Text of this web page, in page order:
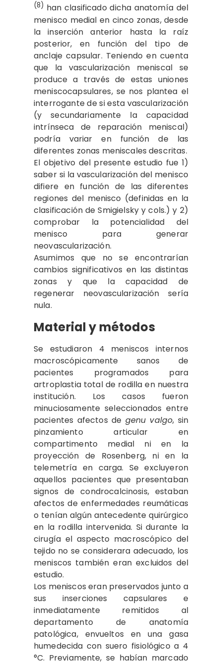
(8) han clasificado dicha anatomía del
menisco medial en cinco zonas, desde
la inserción anterior hasta la raíz
posterior, en función del tipo de
anclaje capsular. Teniendo en cuenta
que la vascularización meniscal se
produce a través de estas uniones
meniscocapsulares, se nos plantea el
interrogante de si esta vascularización
(y secundariamente la capacidad
intrínseca de reparación meniscal)
podría variar en función de las
diferentes zonas meniscales descritas.
El objetivo del presente estudio fue 1)
saber si la vascularización del menisco
difiere en función de las diferentes
regiones del menisco (definidas en la
clasificación de Smigielsky y cols.) y 2)
comprobar la potencialidad del
menisco para generar
neovascularización.
Asumimos que no se encontrarían
cambios significativos en las distintas
zonas y que la capacidad de
regenerar neovascularización sería
nula.
Material y métodos
Se estudiaron 4 meniscos internos
macroscópicamente sanos de
pacientes programados para
artroplastia total de rodilla en nuestra
institución. Los casos fueron
minuciosamente seleccionados entre
pacientes afectos de genu valgo, sin
pinzamiento articular en
compartimento medial ni en la
proyección de Rosenberg, ni en la
telemetría en carga. Se excluyeron
aquellos pacientes que presentaban
signos de condrocalcinosis, estaban
afectos de enfermedades reumáticas
o tenían algún antecedente quirúrgico
en la rodilla intervenida. Si durante la
cirugía el aspecto macroscópico del
tejido no se considerara adecuado, los
meniscos también eran excluidos del
estudio.
Los meniscos eran preservados junto a
sus inserciones capsulares e
inmediatamente remitidos al
departamento de anatomía
patológica, envueltos en una gasa
humedecida con suero fisiológico a 4
°C. Previamente, se habían marcado